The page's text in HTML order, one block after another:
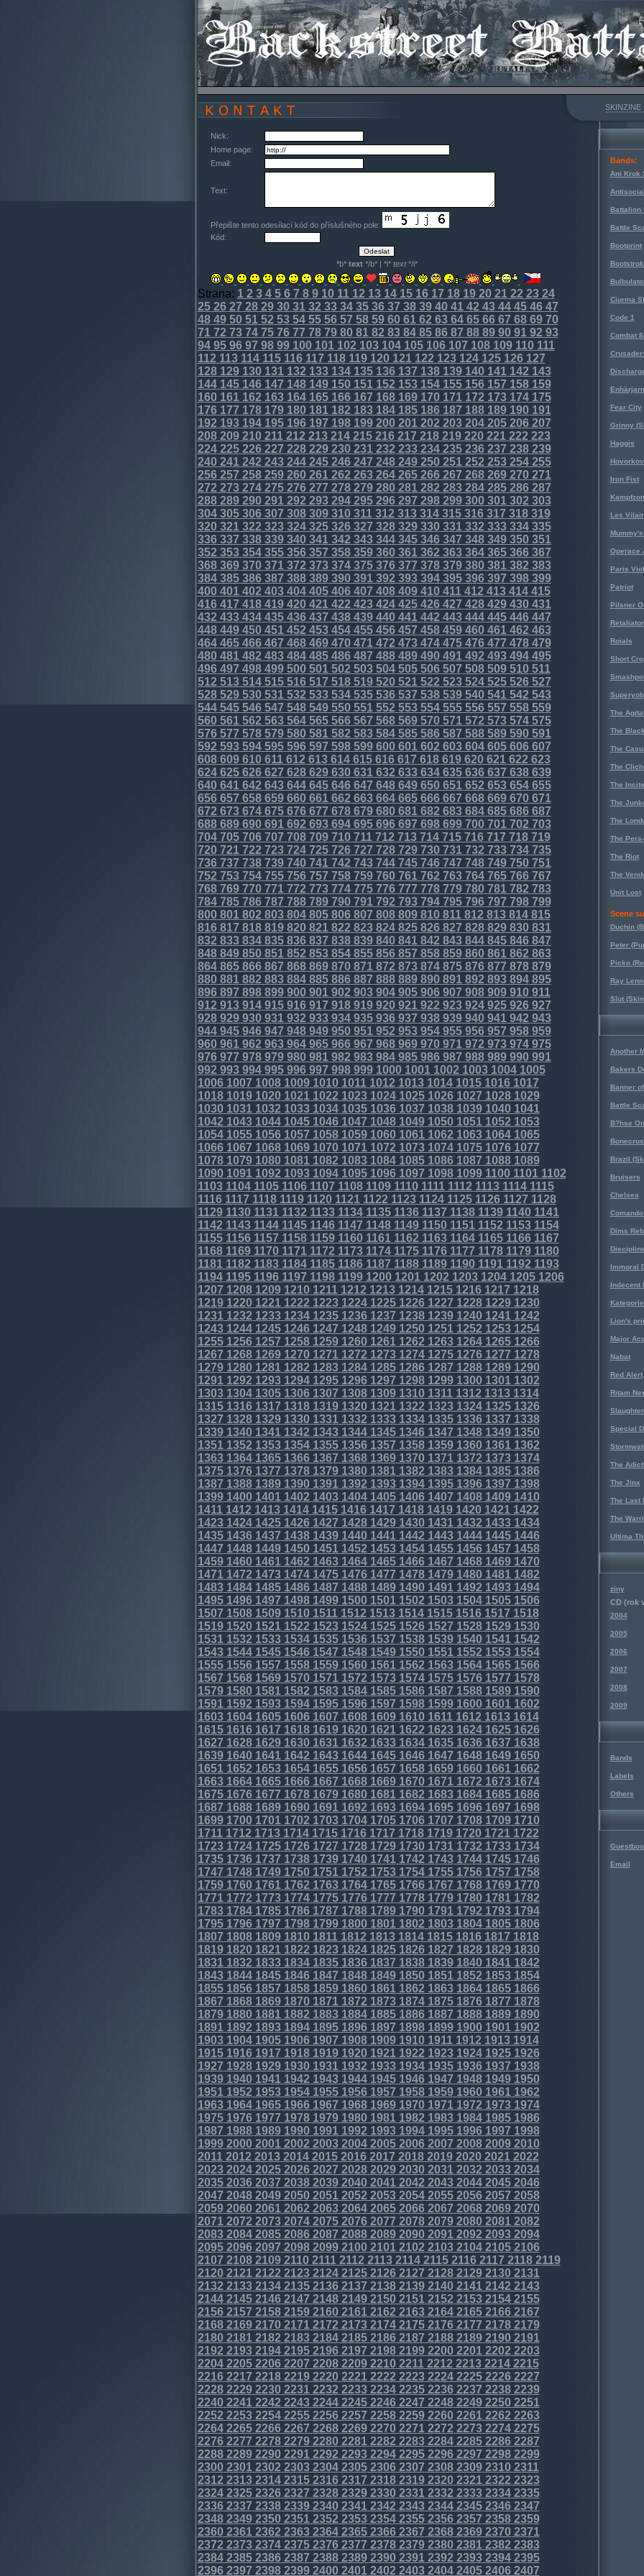
SKINZINE
Nick:
Home page:
Email:
Text:
Přepište tento odesílací kód do příslušného pole:
Kód:
*b* text*/b* | *i* text*/i*
Strana: 12 34567 89101112 1314151617 1819202122 2324
252627 2829303132 3334353637 3839404142 4344454647
4849505152 5354555657 5859606162 6364656667 686970
7172 7374757677 7879808182 8384858687 8889909192 93
94959697 9899100101102 103104105106107 108109110111
112 113114115116117 118119120121122 123124125126127
128129130131132 133134135136137 138139140141142 143
144145146147 148149150151152 153154155156157 158159
160161162 163164165166167 168169170171172 173174175
176177 178179180181182 183184185186187 188189190191
192 193194195196197 198199200201202 203204205206207
208209210211212 213214215216217 218219220221222 223
224225226227 228229230231232 233234235236237 238239
240241242 243244245246247 248249250251252 253254255
256257 258259260261262 263264265266267 268269270271
272 273274275276277 278279280281282 283284285286287
288289290291292 293294295296297 298299300301302 303
304305306307 308309310311312 313314315316317 318319
320321322 323324325326327 328329330331332 333334335
336337 338339340341342 343344345346347 348349350351
352 353354355356357 358359360361362 363364365366367
368369370371372 373374375376377 378379380381382 383
384385386387 388389390391392 393394395396397 398399
400401402 403404405406407 408409410411412 413414415
416417 418419420421422 423424425426427 428429430431
432 433434435436437 438439440441442 443444445446447
448449450451452 453454455456457 458459460461462 463
464465466467 468469470471472 473474475476477 478479
480481482 483484485486487 488489490491492 493494495
496497 498499500501502 503504505506507 508509510511
512 513514515516517 518519520521522 523524525526527
528529530531532 533534535536537 538539540541542 543
544545546547 548549550551552 553554555556557 558559
560561562 563564565566567 568569570571572 573574575
576577 578579580581582 583584585586587 588589590591
592 593594595596597 598599600601602 603604605606607
608609610611612 613614615616617 618619620621622 623
624625626627 628629630631632 633634635636637 638639
640641642 643644645646647 648649650651652 653654655
656657 658659660661662 663664665666667 668669670671
672 673674675676677 678679680681682 683684685686687
688689690691692 693694695696697 698699700701702 703
704705706707 708709710711712 713714715716717 718719
720721722 723724725726727 728729730731732 733734735
736737 738739740741742 743744745746747 748749750751
752 753754755756757 758759760761762 763764765766767
768769770771772 773774775776777 778779780781782 783
784785786787 788789790791792 793794795796797 798799
800801802 803804805806807 808809810811812 813814815
816817 818819820821822 823824825826827 828829830831
832 833834835836837 838839840841842 843844845846847
848849850851852 853854855856857 858859860861862 863
864865866867 868869870871872 873874875876877 878879
880881882 883884885886887 888889890891892 893894895
896897 898899900901902 903904905906907 908909910911
912 913914915916917 918919920921922 923924925926927
928929930931932 933934935936937 938939940941942 943
944945946947 948949950951952 953954955956957 958959
960961962 963964965966967 968969970971972 973974975
976977 978979980981982 983984985986987 988989990991
992 993994995996997 998999100010011002 100310041005
10061007 10081009101010111012 10131014101510161017
10181019102010211022 10231024102510261027 10281029
103010311032 10331034103510361037 1038103910401041
1042 10431044104510461047 10481049105010511052 1053
1054105510561057 10581059106010611062 106310641065
10661067 10681069107010711072 10731074107510761077
10781079108010811082 10831084108510861087 10881089
109010911092 10931094109510961097 10981099110011011102
11031104110511061107 11081109111011111112 111311141115
11161117 11181119112011211122 11231124112511261127 1128
1129113011311132 11331134113511361137 1138113911401141
1142 11431144114511461147 11481149115011511152 11531154
115511561157 11581159116011611162 11631164116511661167
11681169117011711172 11731174117511761177 117811791180
11811182 11831184118511861187 11881189119011911192 1193
1194119511961197 11981199120012011202 1203120412051206
1207 12081209121012111212 12131214121512161217 1218
1219122012211222 12231224122512261227 122812291230
12311232 12331234123512361237 12381239124012411242
12431244124512461247 12481249125012511252 12531254
125512561257 12581259126012611262 1263126412651266
1267 12681269127012711272 12731274127512761277 1278
1279128012811282 12831284128512861287 128812891290
12911292 12931294129512961297 12981299130013011302
13031304130513061307 13081309131013111312 13131314
131513161317 13181319132013211322 1323132413251326
1327 13281329133013311332 13331334133513361337 1338
1339134013411342 13431344134513461347 134813491350
13511352 13531354135513561357 13581359136013611362
13631364136513661367 13681369137013711372 13731374
137513761377 13781379138013811382 1383138413851386
1387 13881389139013911392 13931394139513961397 1398
1399140014011402 14031404140514061407 140814091410
14111412 14131414141514161417 14181419142014211422
14231424142514261427 14281429143014311432 14331434
143514361437 14381439144014411442 1443144414451446
1447 14481449145014511452 14531454145514561457 1458
1459146014611462 14631464146514661467 146814691470
14711472 14731474147514761477 14781479148014811482
14831484148514861487 14881489149014911492 14931494
149514961497 14981499150015011502 1503150415051506
1507 15081509151015111512 15131514151515161517 1518
1519152015211522 15231524152515261527 152815291530
15311532 15331534153515361537 15381539154015411542
15431544154515461547 15481549155015511552 15531554
155515561557 15581559156015611562 1563156415651566
1567 15681569157015711572 15731574157515761577 1578
1579158015811582 15831584158515861587 158815891590
15911592 15931594159515961597 15981599160016011602
16031604160516061607 16081609161016111612 16131614
161516161617 16181619162016211622 1623162416251626
1627 16281629163016311632 16331634163516361637 1638
1639164016411642 16431644164516461647 164816491650
16511652 16531654165516561657 16581659166016611662
16631664166516661667 16681669167016711672 16731674
167516761677 16781679168016811682 1683168416851686
1687 16881689169016911692 16931694169516961697 1698
1699170017011702 17031704170517061707 170817091710
17111712 17131714171517161717 17181719172017211722
17231724172517261727 17281729173017311732 17331734
173517361737 17381739174017411742 1743174417451746
1747 17481749175017511752 17531754175517561757 1758
1759176017611762 17631764176517661767 176817691770
17711772 17731774177517761777 17781779178017811782
17831784178517861787 17881789179017911792 17931794
179517961797 17981799180018011802 1803180418051806
1807 18081809181018111812 18131814181518161817 1818
1819182018211822 18231824182518261827 182818291830
18311832 18331834183518361837 18381839184018411842
18431844184518461847 18481849185018511852 18531854
185518561857 18581859186018611862 1863186418651866
1867 18681869187018711872 18731874187518761877 1878
1879188018811882 18831884188518861887 188818891890
18911892 18931894189518961897 18981899190019011902
19031904190519061907 19081909191019111912 19131914
191519161917 19181919192019211922 1923192419251926
1927 19281929193019311932 19331934193519361937 1938
1939194019411942 19431944194519461947 194819491950
19511952 19531954195519561957 19581959196019611962
19631964196519661967 19681969197019711972 19731974
197519761977 19781979198019811982 1983198419851986
1987 19881989199019911992 19931994199519961997 1998
1999200020012002 20032004200520062007 200820092010
20112012 20132014201520162017 20182019202020212022
20232024202520262027 20282029203020312032 20332034
203520362037 20382039204020412042 2043204420452046
2047 20482049205020512052 20532054205520562057 2058
2059206020612062 20632064206520662067 206820692070
20712072 20732074207520762077 20782079208020812082
20832084208520862087 20882089209020912092 20932094
209520962097 20982099210021012102 2103210421052106
2107 21082109211021112112 21132114211521162117 21182119
212021212122 21232124212521262127 2128212921302131
2132 21332134213521362137 21382139214021412142 2143
2144214521462147 21482149215021512152 215321542155
21562157 21582159216021612162 21632164216521662167
21682169217021712172 21732174217521762177 21782179
218021812182 21832184218521862187 2188218921902191
2192 21932194219521962197 21982199220022012202 2203
2204220522062207 22082209221022112212 221322142215
22162217 22182219222022212222 22232224222522262227
22282229223022312232 22332234223522362237 22382239
224022412242 22432244224522462247 2248224922502251
2252 22532254225522562257 22582259226022612262 2263
2264226522662267 22682269227022712272 227322742275
22762277 22782279228022812282 22832284228522862287
22882289229022912292 22932294229522962297 22982299
230023012302 23032304230523062307 2308230923102311
2312 23132314231523162317 23182319232023212322 2323
2324232523262327 23282329233023312332 233323342335
23362337 23382339234023412342 23432344234523462347
23482349235023512352 23532354235523562357 23582359
236023612362 23632364236523662367 2368236923702371
2372 23732374237523762377 23782379238023812382 2383
2384238523862387 23882389239023912392 239323942395
23962397 23982399240024012402 24032404240524062407
Bands:
Ani Krok
Battalion
Battle
Bootprint
Ciurma
Code 1
Combat
Fear City
Grinny
Haggis
Iron Fist
Les
Operace
Paris
Patriot
Pilsner
Retaliator
Roials
Short
Superyob
The
The
The
The
The
The
The
The
The Riot
The
Unit Lost
Scene
Duchin
Peter
Picko
Ray
Slut
Another
Bakers
Banner
Battle
B?hse
Brazil
Bruisers
Chelsea
Dims
Immoral
Indecent
Lion's
Major
Nabat
Red Alert
Ritam
Special
The
The Jinx
The Last
The
Ultima
ziny
CD (rok
2004
2005
2006
2007
2008
2009
Bands
Labels
Others
Email